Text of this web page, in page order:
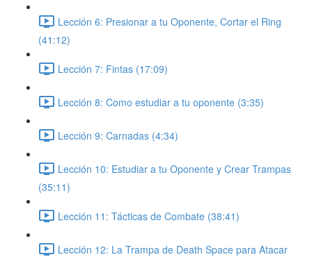
Lección 6: Presionar a tu Oponente, Cortar el Ring
(41:12)
Lección 7: Fintas (17:09)
Lección 8: Como estudiar a tu oponente (3:35)
Lección 9: Carnadas (4:34)
Lección 10: Estudiar a tu Oponente y Crear Trampas
(35:11)
Lección 11: Tácticas de Combate (38:41)
Lección 12: La Trampa de Death Space para Atacar